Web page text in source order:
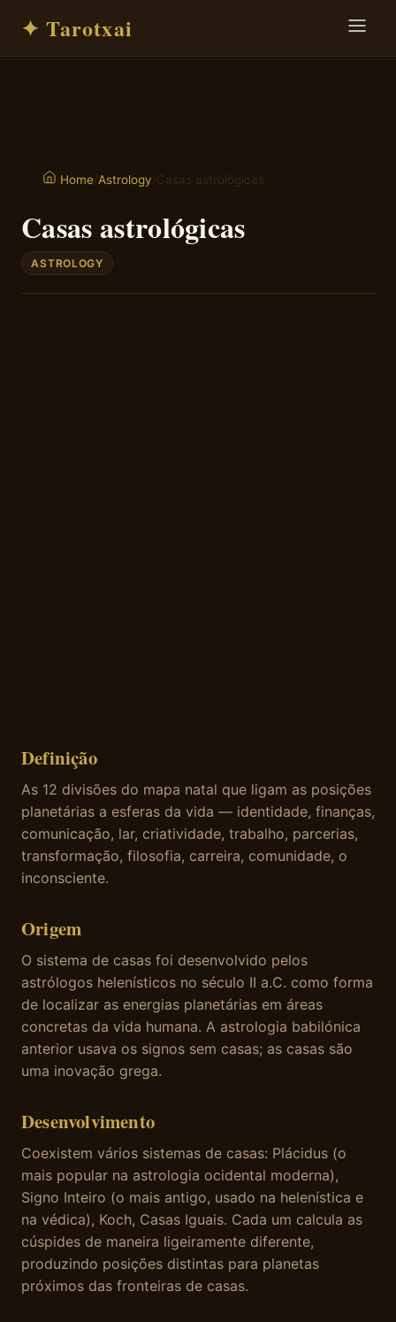
✦ Tarotxai
Home/Astrology/Casas astrológicas
Casas astrológicas
ASTROLOGY
Definição
As 12 divisões do mapa natal que ligam as posições
planetárias a esferas da vida — identidade, finanças,
comunicação, lar, criatividade, trabalho, parcerias,
transformação, filosofia, carreira, comunidade, o
inconsciente.
Origem
O sistema de casas foi desenvolvido pelos
astrólogos helenísticos no século II a.C. como forma
de localizar as energias planetárias em áreas
concretas da vida humana. A astrologia babilónica
anterior usava os signos sem casas; as casas são
uma inovação grega.
Desenvolvimento
Coexistem vários sistemas de casas: Plácidus (o
mais popular na astrologia ocidental moderna),
Signo Inteiro (o mais antigo, usado na helenística e
na védica), Koch, Casas Iguais. Cada um calcula as
cúspides de maneira ligeiramente diferente,
produzindo posições distintas para planetas
próximos das fronteiras de casas.